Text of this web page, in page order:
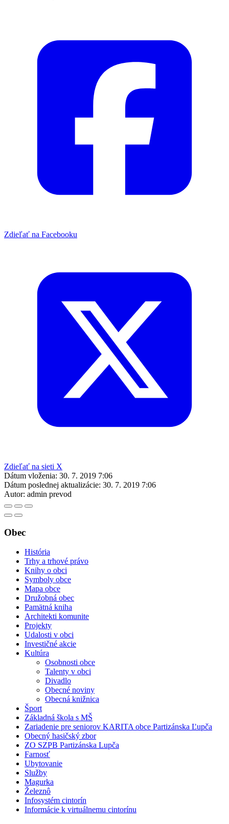
Zdieľať na Facebooku
Zdieľať na sieti X
Dátum vloženia: 30. 7. 2019 7:06
Dátum poslednej aktualizácie: 30. 7. 2019 7:06
Autor: admin prevod
Obec
História
Trhy a trhové právo
Knihy o obci
Symboly obce
Mapa obce
Družobná obec
Pamätná kniha
Architekti komunite
Projekty
Udalosti v obci
Investičné akcie
Kultúra
Osobnosti obce
Talenty v obci
Divadlo
Obecné noviny
Obecná knižnica
Šport
Základná škola s MŠ
Zariadenie pre seniorov KARITA obce Partizánska Ľupča
Obecný hasičský zbor
ZO SZPB Partizánska Lupča
Farnosť
Ubytovanie
Služby
Magurka
Železnô
Infosystém cintorín
Informácie k virtuálnemu cintorínu